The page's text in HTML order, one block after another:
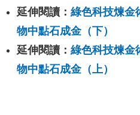
延伸閱讀： 綠色科技煉金
物中點石成金（下）
延伸閱讀： 綠色科技煉金
物中點石成金（上）